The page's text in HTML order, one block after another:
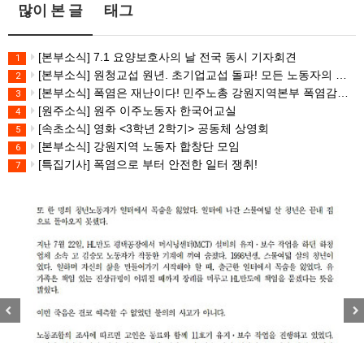
많이 본 글 태그
1 [본부소식] 7.1 요양보호사의 날 전국 동시 기자회견
2 [본부소식] 원청교섭 원년. 초기업교섭 돌파! 모든 노동자의 노동기본권 쟁취! 민주노총 7.15 총파업대회
3 [본부소식] 폭염은 재난이다! 민주노총 강원지역본부 폭염감시단 선포 기자회견
4 [원주소식] 원주 이주노동자 한국어교실
5 [속초소식] 영화 <3학년 2학기> 공동체 상영회
6 [본부소식] 강원지역 노동자 합창단 모임
7 [특집기사] 폭염으로 부터 안전한 일터 쟁취!